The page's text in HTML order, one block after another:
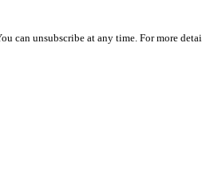
can unsubscribe at any time. For more